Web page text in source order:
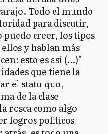
Todo el mundo
para discutir,
creer, los tipos
y hablan más
esto es así (…)"
que tiene la
el statu quo,
de la clase
rosca como algo
logros políticos